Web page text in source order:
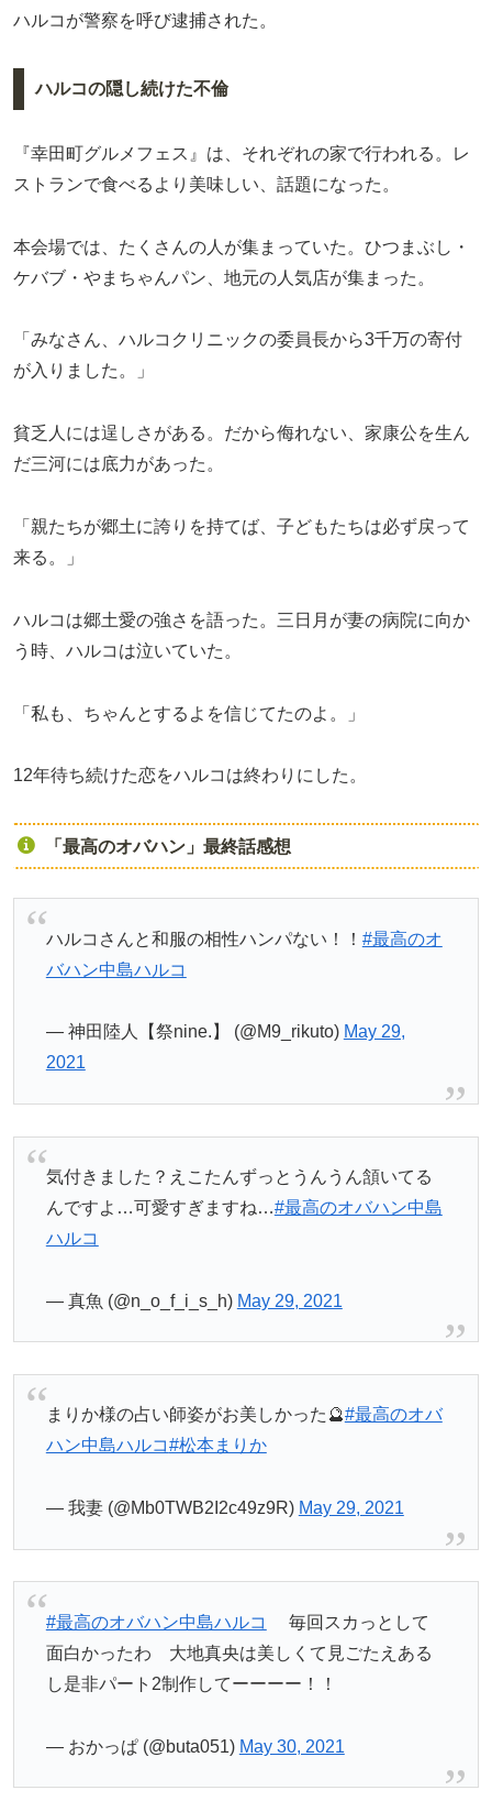
ハルコが警察を呼び逮捕された。
ハルコの隠し続けた不倫
『幸田町グルメフェス』は、それぞれの家で行われる。レ
ストランで食べるより美味しい、話題になった。
本会場では、たくさんの人が集まっていた。ひつまぶし・
ケバブ・やまちゃんパン、地元の人気店が集まった。
「みなさん、ハルコクリニックの委員長から3千万の寄付
が入りました。」
貧乏人には逞しさがある。だから侮れない、家康公を生ん
だ三河には底力があった。
「親たちが郷土に誇りを持てば、子どもたちは必ず戻って
来る。」
ハルコは郷土愛の強さを語った。三日月が妻の病院に向か
う時、ハルコは泣いていた。
「私も、ちゃんとするよを信じてたのよ。」
12年待ち続けた恋をハルコは終わりにした。
「最高のオバハン」最終話感想
ハルコさんと和服の相性ハンパない！！ #最高のオ
バハン中島ハルコ
— 神田陸人【祭nine.】 (@M9_rikuto) May 29,
2021
気付きました？えこたんずっとうんうん頷いてる
んですよ…可愛すぎますね…#最高のオバハン中島
ハルコ
— 真魚 (@n_o_f_i_s_h) May 29, 2021
まりか様の占い師姿がお美しかった🔮#最高のオバ
ハン中島ハルコ#松本まりか
— 我妻 (@Mb0TWB2I2c49z9R) May 29, 2021
#最高のオバハン中島ハルコ
毎回スカっとして
面白かったわ 大地真央は美しくて見ごたえある
し是非パート2制作してーーーー！！
— おかっぱ (@buta051) May 30, 2021